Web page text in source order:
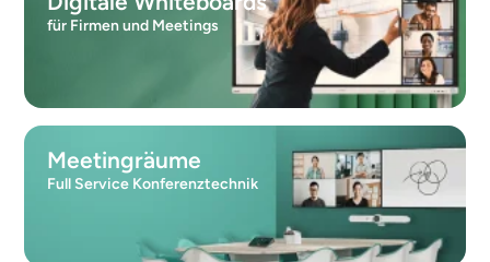
für Firmen und Meetings
Meetingräume
Full Service Konferenztechnik